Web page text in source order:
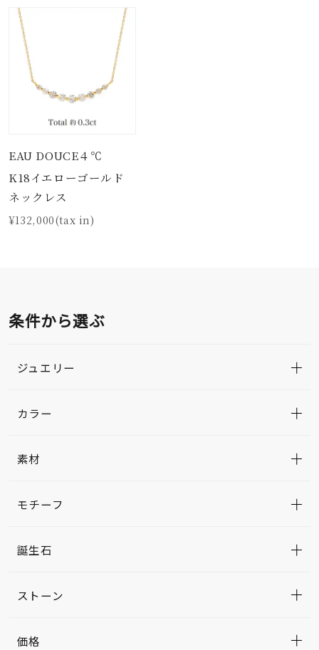
EAU DOUCE４℃
K18イエローゴールド
ネックレス
¥132,000(tax in)
条件から選ぶ
ジュエリー
カラー
素材
モチーフ
誕生石
ストーン
価格